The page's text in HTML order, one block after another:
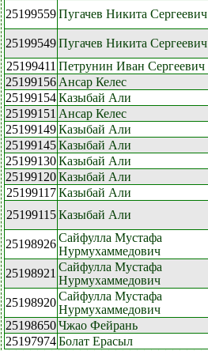
25199559Пугачев Никита Сергеевич
25199549Пугачев Никита Сергеевич
25199411 Петрунин Иван Сергеевич
25199156 Ансар Келес
25199154Казыбай Али
25199151 Ансар Келес
25199149Казыбай Али
25199145Казыбай Али
25199130Казыбай Али
25199120Казыбай Али
25199117 Казыбай Али
25199115 Казыбай Али
25198926Сайфулла Мустафа
Нурмухаммедович
25198921 Сайфулла Мустафа
Нурмухаммедович
25198920Сайфулла Мустафа
Нурмухаммедович
25198650Чжао Фейрань
25197974Болат Ерасыл